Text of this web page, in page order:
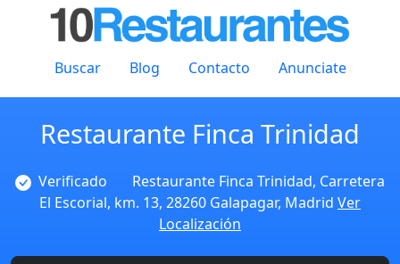
Buscar Blog Contacto Anunciate
Restaurante Finca Trinidad
Verificado
Restaurante Finca Trinidad, Carretera
El Escorial, km. 13, 28260 Galapagar, Madrid Ver
Localización